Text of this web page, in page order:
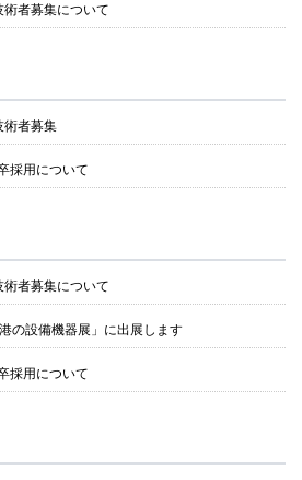
者募集について
術者募集
採用について
者募集について
の設備機器展」に出展します
採用について